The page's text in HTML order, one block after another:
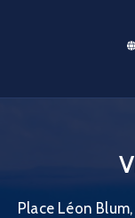
Place Léon